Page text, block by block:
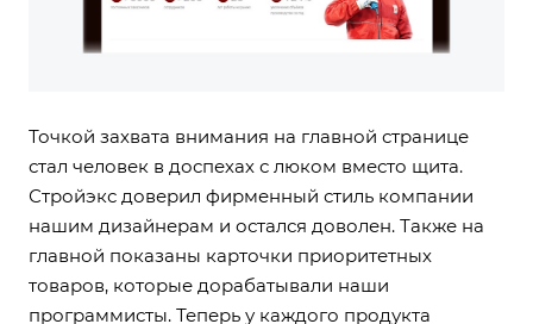
Точкой захвата внимания на главной странице
стал человек в доспехах с люком вместо щита.
Стройэкс доверил фирменный стиль компании
нашим дизайнерам и остался доволен. Также на
главной показаны карточки приоритетных
товаров, которые дорабатывали наши
программисты. Теперь у каждого продукта